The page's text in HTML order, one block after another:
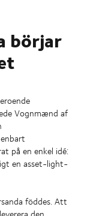
börjar
Vognmænd af
på en enkel idé:
en asset-light-
föddes. Att